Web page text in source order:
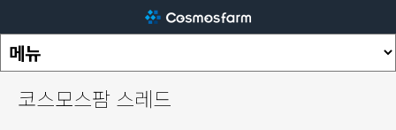
코스모스팜 스레드